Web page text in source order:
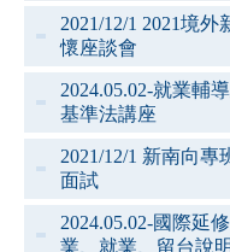
2021/12/1 2021境外
懷座談會
2024.05.02-就業輔
基準法講座
2021/12/1 新南向專
面試
2024.05.02-國際延
業、就業、留台說